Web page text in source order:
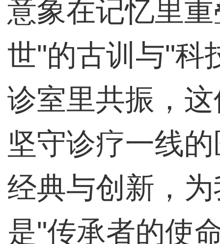
意象在记忆里
世"的古训与"科
诊室里共振，
坚守诊疗一线
经典与创新，
是"传承者的使